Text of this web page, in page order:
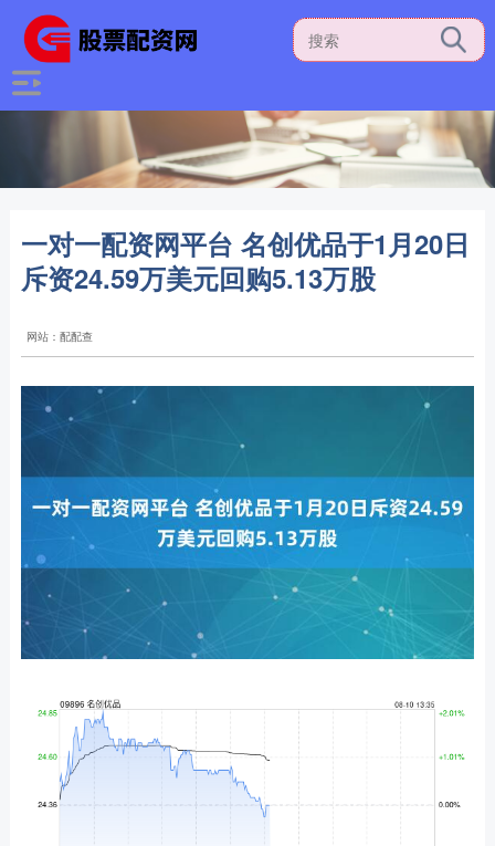
一对一配资网平台 名创优品于1月20日
斥资24.59万美元回购5.13万股
网站：配配查